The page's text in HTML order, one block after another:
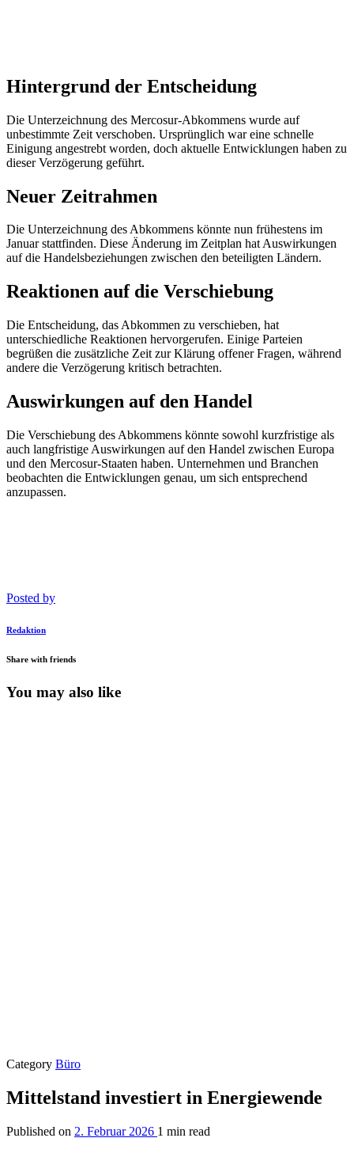
Hintergrund der Entscheidung
Die Unterzeichnung des Mercosur-Abkommens wurde auf
unbestimmte Zeit verschoben. Ursprünglich war eine schnelle
Einigung angestrebt worden, doch aktuelle Entwicklungen haben zu
dieser Verzögerung geführt.
Neuer Zeitrahmen
Die Unterzeichnung des Abkommens könnte nun frühestens im
Januar stattfinden. Diese Änderung im Zeitplan hat Auswirkungen
auf die Handelsbeziehungen zwischen den beteiligten Ländern.
Reaktionen auf die Verschiebung
Die Entscheidung, das Abkommen zu verschieben, hat
unterschiedliche Reaktionen hervorgerufen. Einige Parteien
begrüßen die zusätzliche Zeit zur Klärung offener Fragen, während
andere die Verzögerung kritisch betrachten.
Auswirkungen auf den Handel
Die Verschiebung des Abkommens könnte sowohl kurzfristige als
auch langfristige Auswirkungen auf den Handel zwischen Europa
und den Mercosur-Staaten haben. Unternehmen und Branchen
beobachten die Entwicklungen genau, um sich entsprechend
anzupassen.
Posted by
Redaktion
Share with friends
You may also like
Category Büro
Mittelstand investiert in Energiewende
Published on 2. Februar 2026 1 min read